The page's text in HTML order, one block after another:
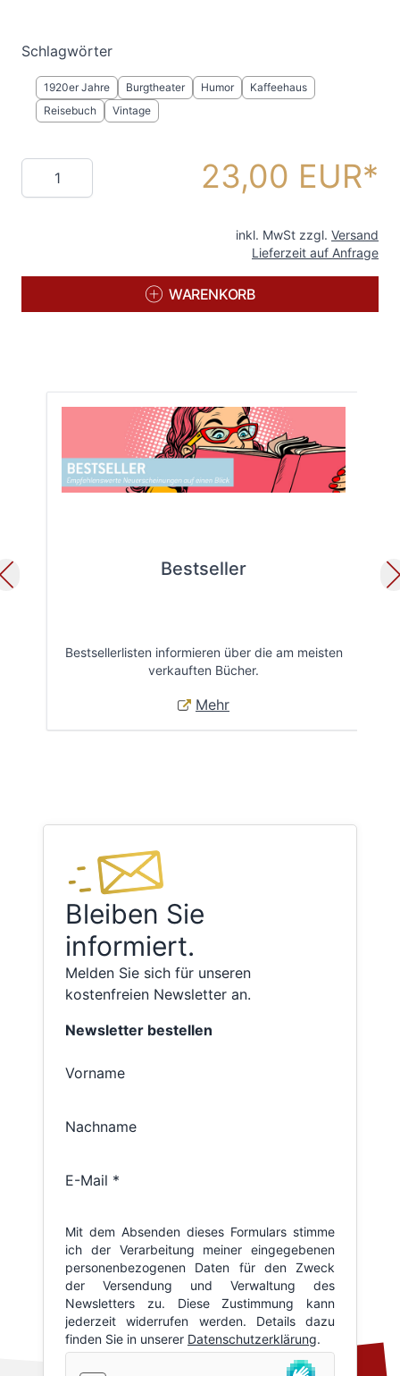
Schlagwörter
1920er Jahre Burgtheater Humor
Kaffeehaus
Reisebuch
Vintage
Menge 23,00 EUR
inkl. MwSt zzgl. Versand
Lieferzeit auf Anfrage
WARENKORB
Bestseller
Bestsellerlisten informieren über die am meisten
verkauften Bücher.
Mehr
Bleiben Sie
informiert.
Melden Sie sich für unseren
kostenfreien Newsletter an.